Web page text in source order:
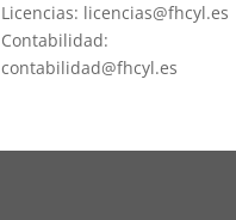
Licencias: licencias@fhcyl.es
Contabilidad:
contabilidad@fhcyl.es